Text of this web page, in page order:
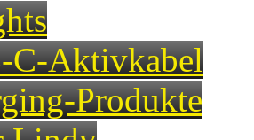
C-Aktivkabel
Produkte